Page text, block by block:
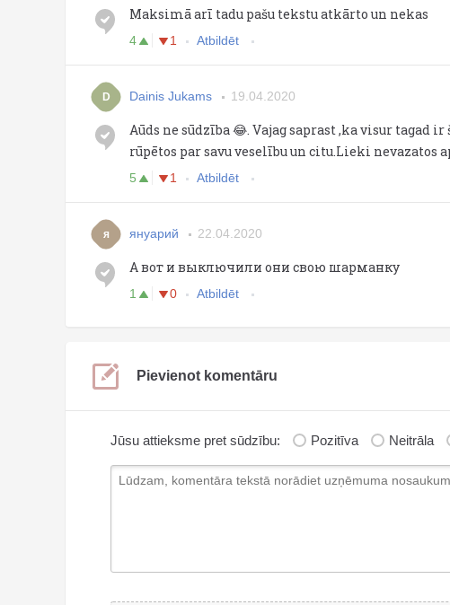
Maksimā arī tadu pašu tekstu atkārto un nekas
4 1 Atbildēt
D Dainis Jukams 19.04.2020
Aūds ne sūdzība 😂. Vajag saprast ,ka visur
rūpētos par savu veselību un citu.Lieki nevazatos
5 1 Atbildēt
я януарий 22.04.2020
А вот и выключили они свою шарманку
1 0 Atbildēt
Pievienot komentāru
Jūsu attieksme pret sūdzību: Pozitīva Neitrāla